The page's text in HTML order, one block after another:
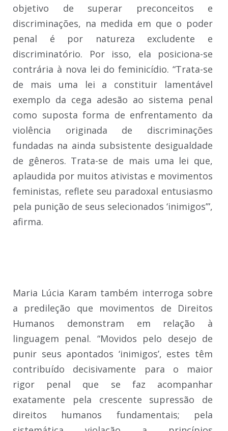
objetivo de superar preconceitos e
discriminações, na medida em que o poder
penal é por natureza excludente e
discriminatório. Por isso, ela posiciona-se
contrária à nova lei do feminicídio. “Trata-se
de mais uma lei a constituir lamentável
exemplo da cega adesão ao sistema penal
como suposta forma de enfrentamento da
violência originada de discriminações
fundadas na ainda subsistente desigualdade
de gêneros. Trata-se de mais uma lei que,
aplaudida por muitos ativistas e movimentos
feministas, reflete seu paradoxal entusiasmo
pela punição de seus selecionados ‘inimigos’”,
afirma.
Maria Lúcia Karam também interroga sobre
a predileção que movimentos de Direitos
Humanos demonstram em relação à
linguagem penal. “Movidos pelo desejo de
punir seus apontados ‘inimigos’, estes têm
contribuído decisivamente para o maior
rigor penal que se faz acompanhar
exatamente pela crescente supressão de
direitos humanos fundamentais; pela